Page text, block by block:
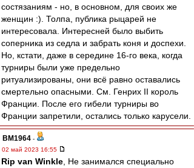
состязаниям - но, в основном, для своих же
женщин :). Толпа, публика рыцарей не
интересовала. Интересней было выбить
соперника из седла и забрать коня и доспехи.
Но, кстати, даже в середине 16-го века, когда
турниры были уже предельно
ритуализированы, они всё равно оставались
смертельно опасными. См. Генрих II король
Франции. После его гибели турниры во
Франции запретили, остались только карусели.
BM1964 -
02 май 2023 16:55
Rip van Winkle , Не занимался специально